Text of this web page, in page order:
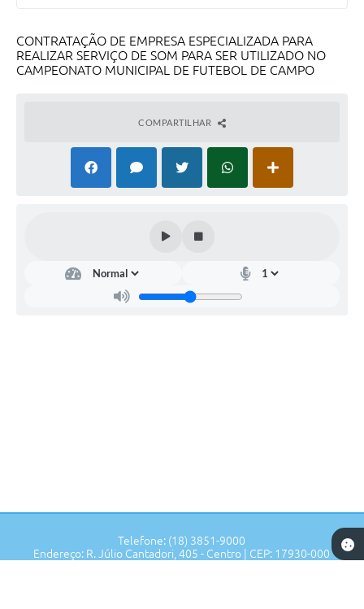
CONTRATAÇÃO DE EMPRESA ESPECIALIZADA PARA
REALIZAR SERVIÇO DE SOM PARA SER UTILIZADO NO
CAMPEONATO MUNICIPAL DE FUTEBOL DE CAMPO
COMPARTILHAR
Telefone: (18) 3851-9000
Endereço: R. Júlio Cantadori, 405 - Centro | CEP: 17930-000